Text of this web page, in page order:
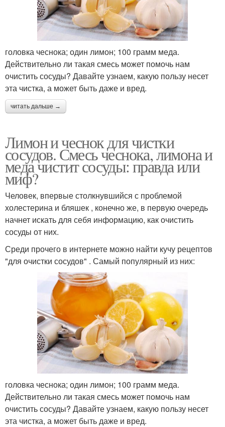
головка чеснока; один лимон; 100 грамм меда.
Действительно ли такая смесь может помочь нам
очистить сосуды? Давайте узнаем, какую пользу несет
эта чистка, а может быть даже и вред.
читать дальше →
Лимон и чеснок для чистки
сосудов. Смесь чеснока, лимона и
меда чистит сосуды: правда или
миф?
Человек, впервые столкнувшийся с проблемой
холестерина и бляшек , конечно же, в первую очередь
начнет искать для себя информацию, как очистить
сосуды от них.
Среди прочего в интернете можно найти кучу рецептов
"для очистки сосудов" . Самый популярный из них:
головка чеснока; один лимон; 100 грамм меда.
Действительно ли такая смесь может помочь нам
очистить сосуды? Давайте узнаем, какую пользу несет
эта чистка, а может быть даже и вред.